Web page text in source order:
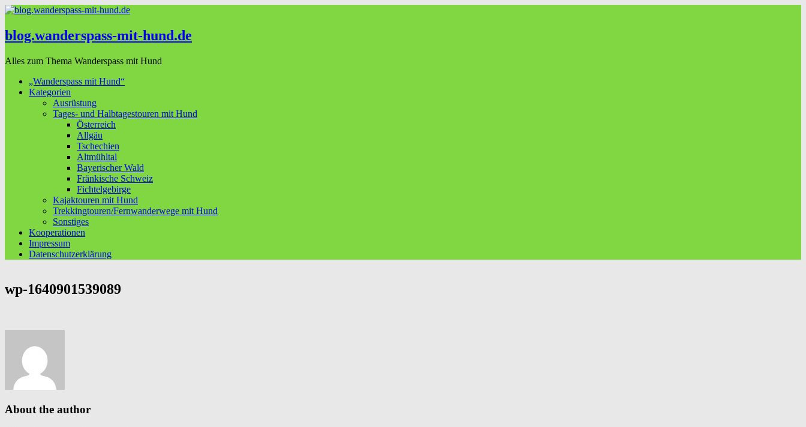
blog.wanderspass-mit-hund.de
Alles zum Thema Wanderspass mit Hund
„Wanderspass mit Hund“
Kategorien
Ausrüstung
Tages- und Halbtagestouren mit Hund
Österreich
Allgäu
Tschechien
Altmühltal
Bayerischer Wald
Fränkische Schweiz
Fichtelgebirge
Kajaktouren mit Hund
Trekkingtouren/Fernwanderwege mit Hund
Sonstiges
Kooperationen
Impressum
Datenschutzerklärung
wp-1640901539089
About the author